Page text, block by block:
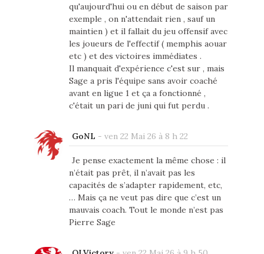
qu'aujourd'hui ou en début de saison par
exemple , on n'attendait rien , sauf un
maintien ) et il fallait du jeu offensif avec
les joueurs de l'effectif ( memphis aouar
etc ) et des victoires immédiates .
Il manquait d'expérience c'est sur , mais
Sage a pris l'équipe sans avoir coaché
avant en ligue 1 et ça a fonctionné ,
c'était un pari de juni qui fut perdu .
GoNL - ven 22 Mai 26 à 8 h 22
Je pense exactement la même chose : il
n’était pas prêt, il n’avait pas les
capacités de s’adapter rapidement, etc,
… Mais ça ne veut pas dire que c’est un
mauvais coach. Tout le monde n’est pas
Pierre Sage